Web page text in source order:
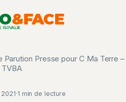
Parution Presse pour C Ma Terre –
TVBA
·1 min de lecture